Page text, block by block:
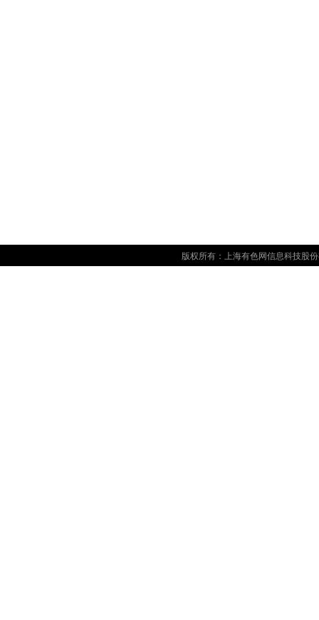
版权所有：上海有色网信息科技股